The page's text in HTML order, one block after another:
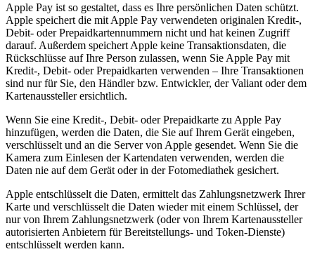
Apple Pay ist so gestaltet, dass es Ihre persönlichen Daten schützt.
Apple speichert die mit Apple Pay verwendeten originalen Kredit-,
Debit- oder Prepaidkartennummern nicht und hat keinen Zugriff
darauf. Außerdem speichert Apple keine Transaktionsdaten, die
Rückschlüsse auf Ihre Person zulassen, wenn Sie Apple Pay mit
Kredit-, Debit- oder Prepaidkarten verwenden – Ihre Transaktionen
sind nur für Sie, den Händler bzw. Entwickler, der Valiant oder dem
Kartenaussteller ersichtlich.
Wenn Sie eine Kredit-, Debit- oder Prepaidkarte zu Apple Pay
hinzufügen, werden die Daten, die Sie auf Ihrem Gerät eingeben,
verschlüsselt und an die Server von Apple gesendet. Wenn Sie die
Kamera zum Einlesen der Kartendaten verwenden, werden die
Daten nie auf dem Gerät oder in der Fotomediathek gesichert.
Apple entschlüsselt die Daten, ermittelt das Zahlungsnetzwerk Ihrer
Karte und verschlüsselt die Daten wieder mit einem Schlüssel, der
nur von Ihrem Zahlungsnetzwerk (oder von Ihrem Kartenaussteller
autorisierten Anbietern für Bereitstellungs- und Token-Dienste)
entschlüsselt werden kann.